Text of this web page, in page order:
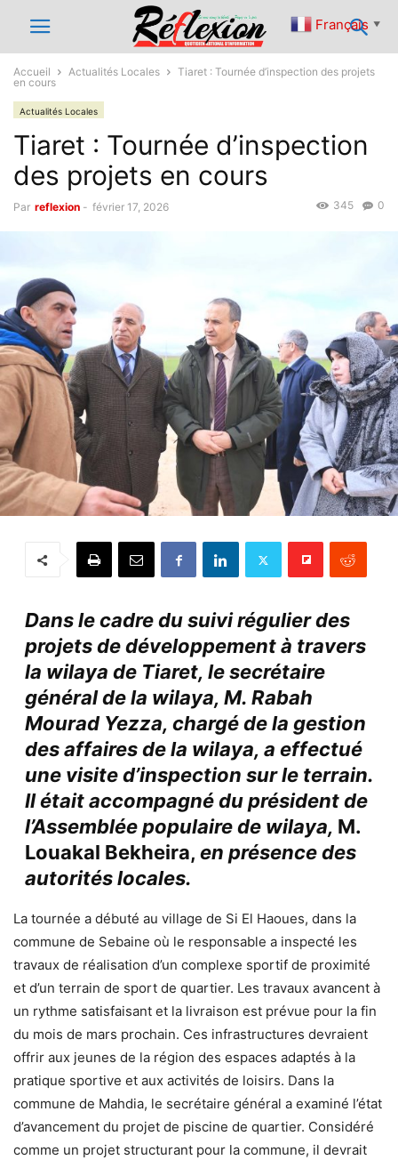
Accueil Actualités Locales
Tiaret : Tournée d’inspection des projets
en cours
Actualités Locales
Tiaret : Tournée d’inspection
des projets en cours
Par reflexion - février 17, 2026 0
345
Dans le cadre du suivirégulier des
projets de développement à travers
la wilaya de Tiaret, le secrétaire
général de la wilaya, M. Rabah
Mourad Yezza, chargé de la gestion
des affaires de la wilaya, a effectué
une visite d’inspection sur le terrain.
Il était accompagné du président de
l’Assemblée populaire de wilaya, M.
Louakal Bekheira, en présence des
autorités locales.
La tournée a débuté au village de Si El Haoues, dans la
commune de Sebaine où le responsable a inspecté les
travaux de réalisation d’un complexe sportif de proximité
et d’un terrain de sport de quartier. Les travaux avancent à
un rythme satisfaisant et la livraison est prévue pour la fin
du mois de mars prochain. Ces infrastructures devraient
offrir aux jeunes de la région des espaces adaptés à la
pratique sportive et aux activités de loisirs. Dans la
commune de Mahdia, le secrétaire général a examiné l’état
d’avancement du projet de piscine de quartier. Considéré
comme un projet structurant pour la commune, il devrait
Français ▼